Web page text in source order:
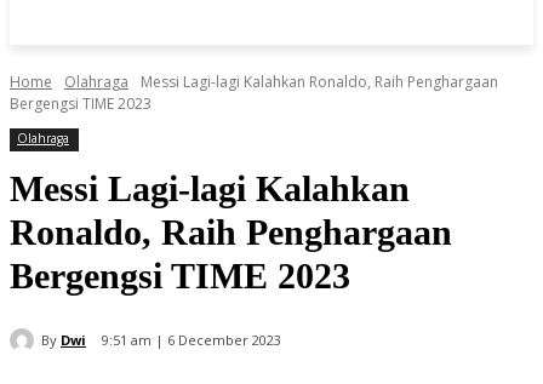
Home Olahraga
Messi Lagi-lagi Kalahkan Ronaldo, Raih Penghargaan
Bergengsi TIME 2023
Olahraga
Messi Lagi-lagi Kalahkan
Ronaldo, Raih Penghargaan
Bergengsi TIME 2023
By Dwi 9:51 am | 6 December 2023